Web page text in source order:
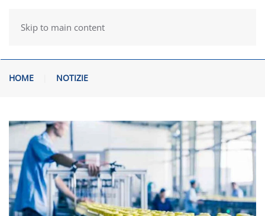
Skip to main content
HOME NOTIZIE